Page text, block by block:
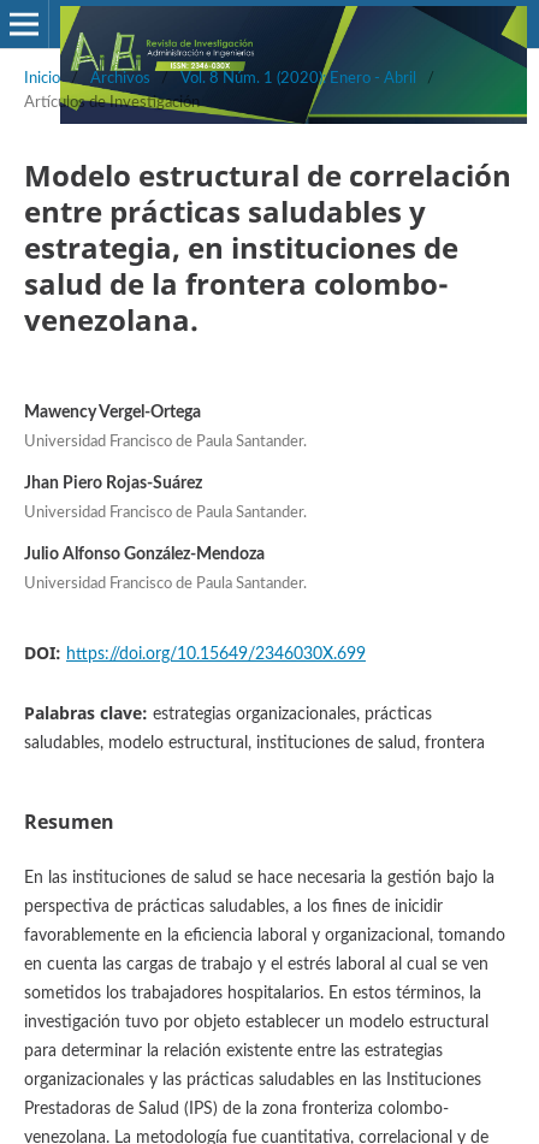
Inicio / Archivos / Vol. 8 Núm. 1 (2020): Enero - Abril
/
Artículos de Investigación
Modelo estructural de correlación
entre prácticas saludables y
estrategia, en instituciones de
salud de la frontera colombo-
venezolana.
Mawency Vergel-Ortega
Universidad Francisco de Paula Santander.
Jhan Piero Rojas-Suárez
Universidad Francisco de Paula Santander.
Julio Alfonso González-Mendoza
Universidad Francisco de Paula Santander.
DOI: https://doi.org/10.15649/2346030X.699
Palabras clave: estrategias organizacionales, prácticas
saludables, modelo estructural, instituciones de salud, frontera
Resumen
En las instituciones de salud se hace necesaria la gestión bajo la
perspectiva de prácticas saludables, a los fines de inicidir
favorablemente en la eficiencia laboral y organizacional, tomando
en cuenta las cargas de trabajo y el estrés laboral al cual se ven
sometidos los trabajadores hospitalarios. En estos términos, la
investigación tuvo por objeto establecer un modelo estructural
para determinar la relación existente entre las estrategias
organizacionales y las prácticas saludables en las Instituciones
Prestadoras de Salud (IPS) de la zona fronteriza colombo-
venezolana. La metodología fue cuantitativa, correlacional y de